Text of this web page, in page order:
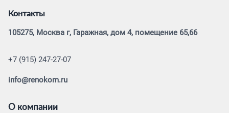
Контакты
105275, Москва г, Гаражная, дом 4, помещение 65,66
+7 (915) 247-27-07
info@renokom.ru
О компании